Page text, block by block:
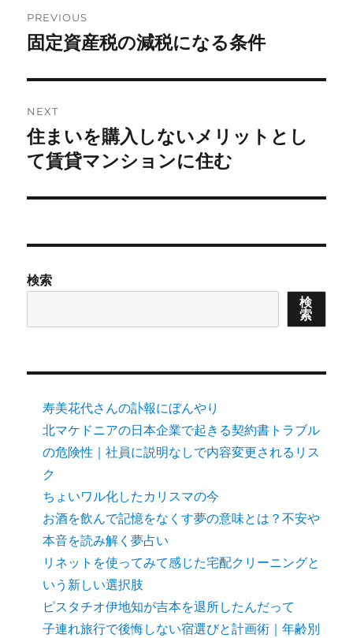
navigation
PREVIOUS
Previous
固定資産税の減税になる条件
NEXT
Next
post:
住まいを購入しないメリットとし
て賃貸マンションに住む
検索
検
索
寿美花代さんの訃報にぼんやり
北マケドニアの日本企業で起きる契約書トラブル
の危険性｜社員に説明なしで内容変更されるリス
ク
ちょいワル化したカリスマの今
お酒を飲んで記憶をなくす夢の意味とは？不安や
本音を読み解く夢占い
リネットを使ってみて感じた宅配クリーニングと
いう新しい選択肢
ピスタチオ伊地知が吉本を退所したんだって
子連れ旅行で後悔しない宿選びと計画術｜年齢別